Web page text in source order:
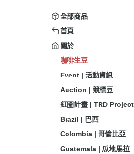
全部商品
首頁
關於
咖啡生豆
Event | 活動資訊
Auction | 競標豆
紅圈計畫 | TRD Project
Brazil | 巴西
Colombia | 哥倫比亞
Guatemala | 瓜地馬拉